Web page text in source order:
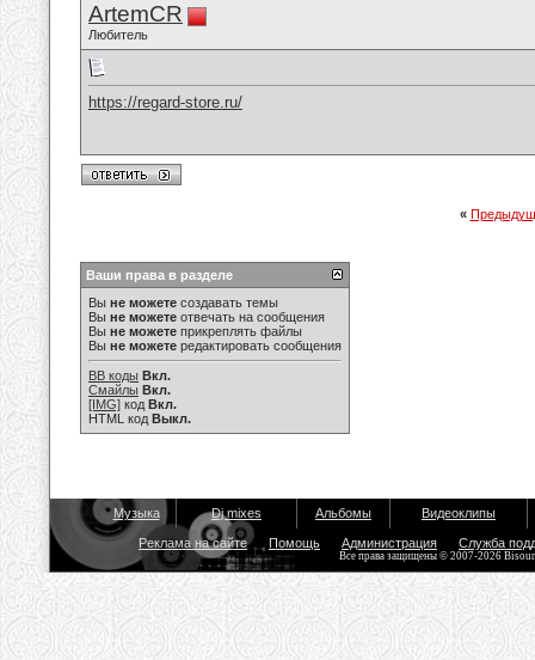
ArtemCR
Любитель
https://regard-store.ru/
«
Ваши права в разделе
Вы не можете создавать темы
Вы не можете отвечать на сообщения
Вы не можете прикреплять файлы
Вы не можете редактировать сообщения
BB коды Вкл.
Смайлы Вкл.
[IMG] код Вкл.
HTML код Выкл.
Музыка Dj mixes Альбомы Видеоклипы
Реклама на сайте Помощь Администрация Служба
Все права защищены © 2007-2026